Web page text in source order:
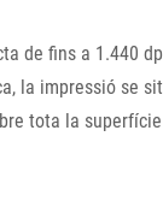
de fins a 1.440
la impressió se
tota la